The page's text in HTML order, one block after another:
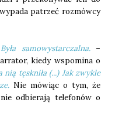
patrzeć rozmówcy
samowystarczalna. –
kiedy wspomina o
nią tęskniła (...) Jak zwykle
Nie mówiąc o tym, że
odbierają telefonów o